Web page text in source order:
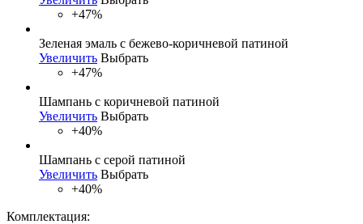
+47%
Зеленая эмаль с бежево-коричневой патиной
Увеличить Выбрать
+47%
Шампань с коричневой патиной
Увеличить Выбрать
+40%
Шампань с серой патиной
Увеличить Выбрать
+40%
Комплектация: